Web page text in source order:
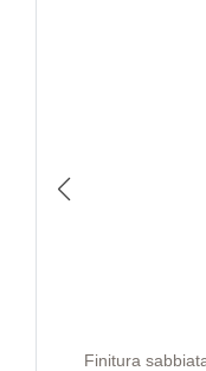
Finitura